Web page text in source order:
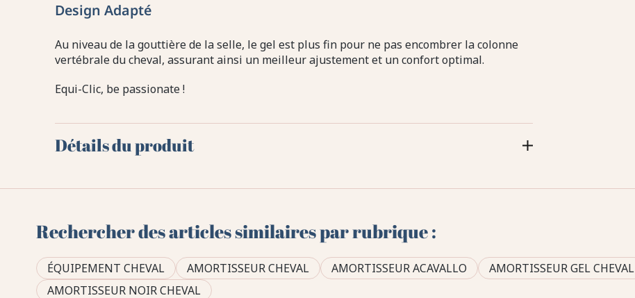
Design Adapté
Au niveau de la gouttière de la selle, le gel est plus fin pour ne pas encombrer la colonne
vertébrale du cheval, assurant ainsi un meilleur ajustement et un confort optimal.
Equi-Clic, be passionate !
Détails du produit
Rechercher des articles similaires par rubrique :
ÉQUIPEMENT CHEVAL AMORTISSEUR CHEVAL AMORTISSEUR ACAVALLO AMORTISSEUR GEL CHEVAL
AMORTISSEUR NOIR CHEVAL